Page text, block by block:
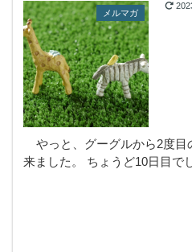
メルマガ
やっと、グーグルから2度目
来ました。 ちょうど10日